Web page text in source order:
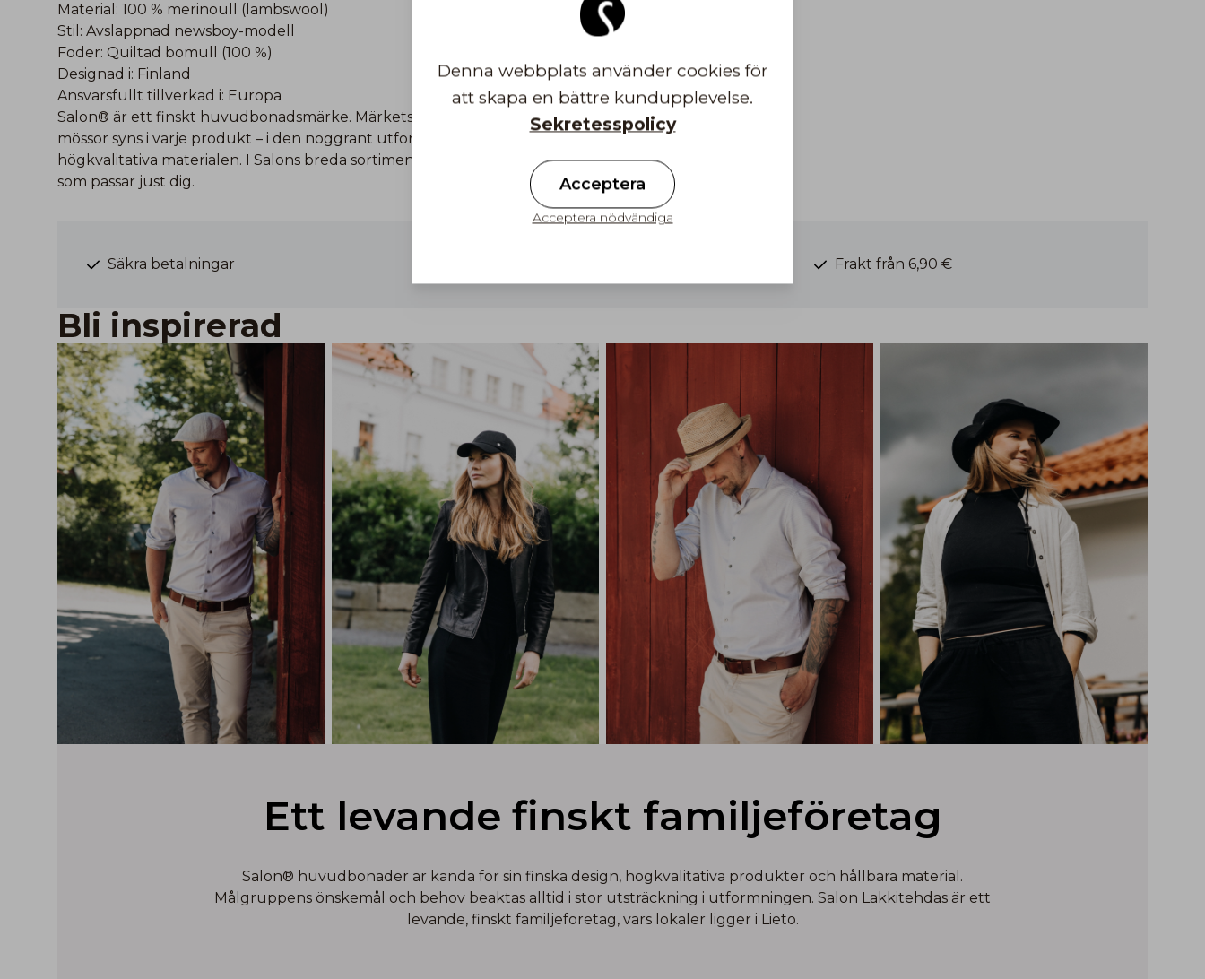
Material: 100 % merinoull (lambswool)
Stil: Avslappnad newsboy-modell
Foder: Quiltad bomull (100 %)
Designad i: Finland
Ansvarsfullt tillverkad i: Europa
Salon® är ett finskt huvudbonadsmärke. Märkets passion och kunnande inom kepsar, hattar och
mössor syns i varje produkt – i den noggrant utformade designen, den perfekta passformen och de
högkvalitativa materialen. I Salons breda sortiment hittar du den färg, det material och den storlek
som passar just dig.
Säkra betalningar Frakt från 6,90 €
Bli inspirerad
Ett levande finskt familjeföretag
Salon® huvudbonader är kända för sin finska design, högkvalitativa produkter och hållbara material.
Målgruppens önskemål och behov beaktas alltid i stor utsträckning i utformningen. Salon Lakkitehdas är ett
levande, finskt familjeföretag, vars lokaler ligger i Lieto.
Denna webbplats använder cookies för
att skapa en bättre kundupplevelse.
Sekretesspolicy
Acceptera
Acceptera nödvändiga